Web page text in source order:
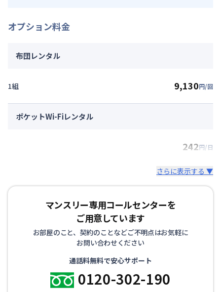
オプション料金
布団レンタル
1組 9,130円/回
ポケットWi-Fiレンタル
242円/日
さらに表示する ▼
マンスリー専用コールセンターを
ご用意しています
お部屋のこと、契約のことなどご不明点はお気軽に
お問い合わせください
通話料無料で安心サポート
0120-302-190